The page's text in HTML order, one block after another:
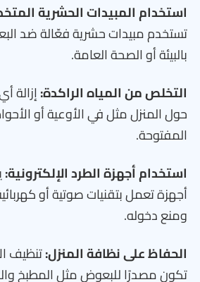
استخدام المبيدات الحشرية
تستخدم مبيدات حشرية فعّالة ضد
بالبيئة أو الصحة العامة.
التخلص من المياه الراكدة:إزالة
حول المنزل مثل في الأوعية أو
المفتوحة.
استخدام أجهزة الطرد الإلكترونية:
أجهزة تعمل بتقنيات صوتية أو
ومنع دخوله.
الحفاظ على نظافة المنزل:تنظيف
تكون مصدرًا للبعوض مثل المطبخ